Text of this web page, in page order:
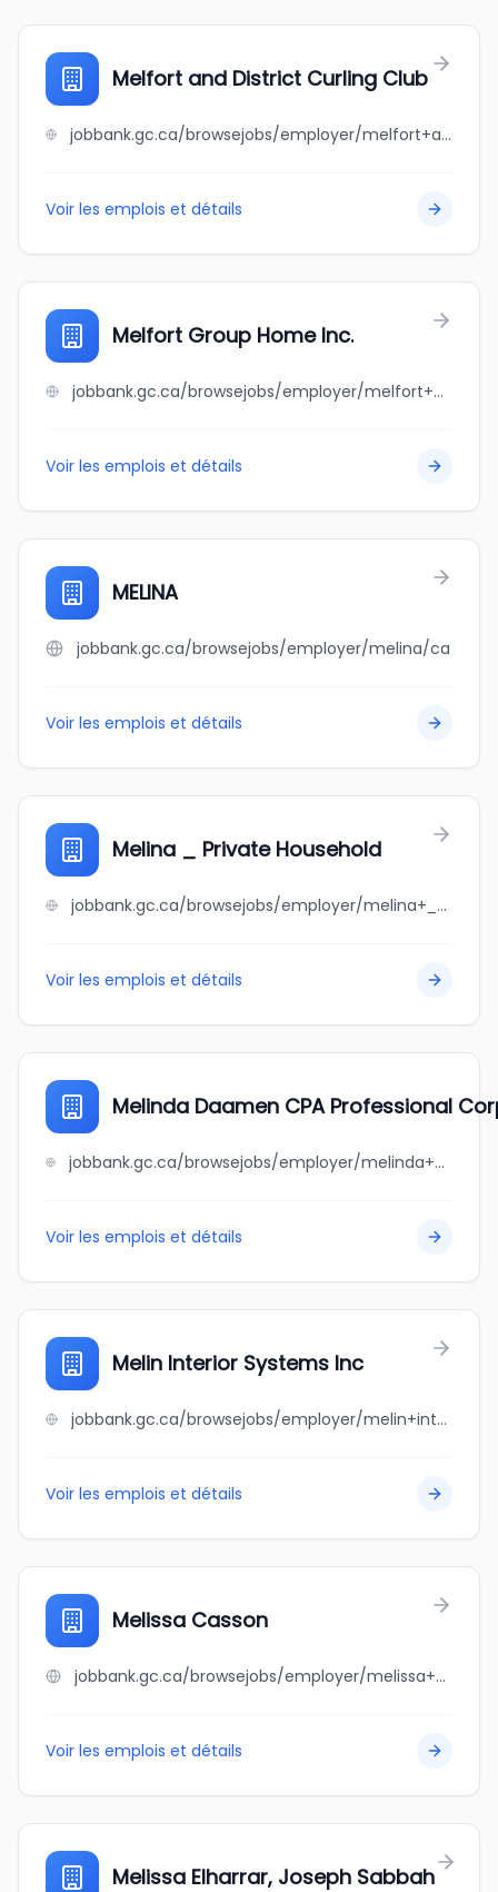
Melfort and District Curling Club
jobbank.gc.ca/browsejobs/employer/melfort+and+district+curling+club/ca
Voir les emplois et détails
Melfort Group Home Inc.
jobbank.gc.ca/browsejobs/employer/melfort+group+home+inc./ca
Voir les emplois et détails
MELINA
jobbank.gc.ca/browsejobs/employer/melina/ca
Voir les emplois et détails
Melina _ Private Household
jobbank.gc.ca/browsejobs/employer/melina+_+private+household/ca
Voir les emplois et détails
Melinda Daamen CPA Professional
jobbank.gc.ca/browsejobs/employer/melinda+daamen+cpa+professional+corporation/ca
Voir les emplois et détails
Melin Interior Systems Inc
jobbank.gc.ca/browsejobs/employer/melin+interior+systems+inc/ca
Voir les emplois et détails
Melissa Casson
jobbank.gc.ca/browsejobs/employer/melissa+casson/ca
Voir les emplois et détails
Melissa Elharrar, Joseph Sabbah